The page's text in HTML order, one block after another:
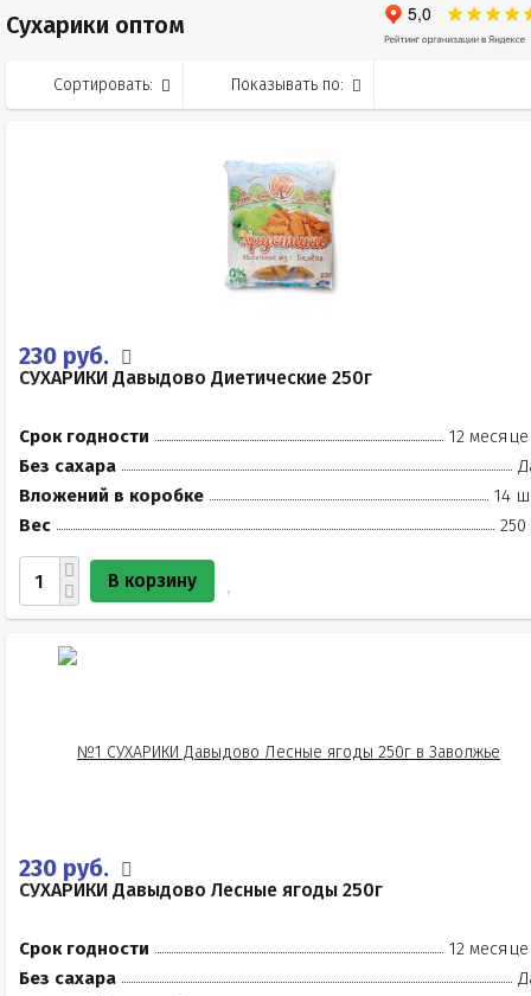
Сухарики оптом
Сортировать: Показывать по:
230 руб.
СУХАРИКИ Давыдово Диетические 250г
Срок годности
12
Без сахара
Вложений в коробке
14
Вес
250
В корзину
230 руб.
СУХАРИКИ Давыдово Лесные ягоды 250г
Срок годности
12
Без сахара